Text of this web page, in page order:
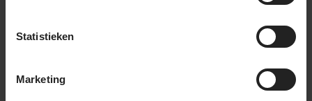
Statistieken
Marketing
285/40R19 107Y EXTRALOAD
295/40R19 108Y EXTRALOAD